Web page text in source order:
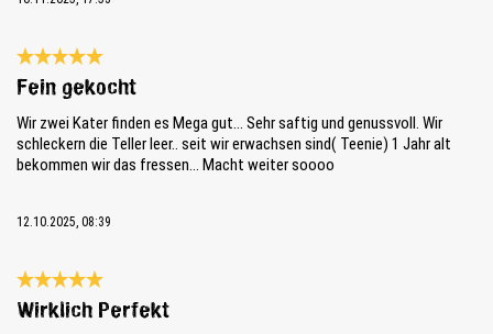
Bewertung mit 5 von 5 Sternen
Fein gekocht
Wir zwei Kater finden es Mega gut… Sehr saftig und genussvoll. Wir
schleckern die Teller leer.. seit wir erwachsen sind( Teenie) 1 Jahr alt
bekommen wir das fressen… Macht weiter soooo
12.10.2025, 08:39
Bewertung mit 5 von 5 Sternen
Wirklich Perfekt